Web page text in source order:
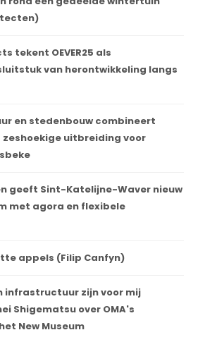
tekent OEVER25 als
van herontwikkeling langs
en stedenbouw combineert
uitbreiding voor
geeft Sint-Katelijne-Waver nieuw
met agora en flexibele
appels (Filip Canfyn)
infrastructuur zijn voor mij
Shigematsu over OMA's
New Museum